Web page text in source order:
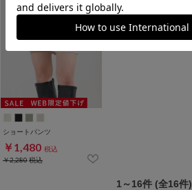
ショートパンツ
￥1,480 税込
￥2,280税込
1～16件 (全16件)